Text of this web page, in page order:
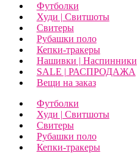
Футболки
Худи | Свитшоты
Свитеры
Рубашки поло
Кепки-тракеры
Нашивки | Наспинники
SALE | РАСПРОДАЖА
Вещи на заказ
Футболки
Худи | Свитшоты
Свитеры
Рубашки поло
Кепки-тракеры